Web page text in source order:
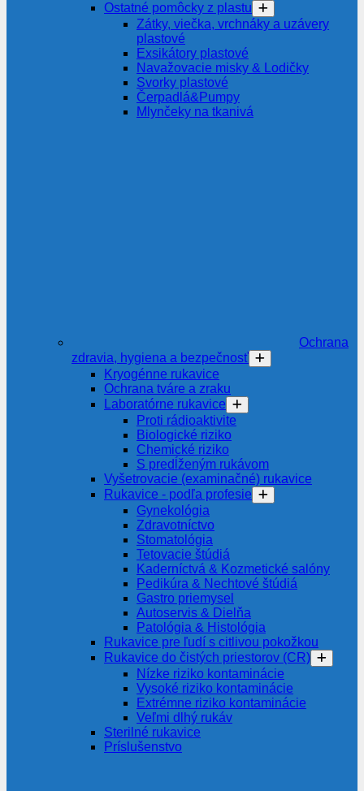
Ostatné pomôcky z plastu
Zátky, viečka, vrchnáky a uzávery
plastové
Exsikátory plastové
Navažovacie misky & Lodičky
Svorky plastové
Čerpadlá&Pumpy
Mlynčeky na tkanivá
Ochrana
zdravia, hygiena a bezpečnosť
Kryogénne rukavice
Ochrana tváre a zraku
Laboratórne rukavice
Proti rádioaktivite
Biologické riziko
Chemické riziko
S predĺženým rukávom
Vyšetrovacie (examinačné) rukavice
Rukavice - podľa profesie
Gynekológia
Zdravotníctvo
Stomatológia
Tetovacie štúdiá
Kaderníctvá & Kozmetické salóny
Pedikúra & Nechtové štúdiá
Gastro priemysel
Autoservis & Dielňa
Patológia & Histológia
Rukavice pre ľudí s citlivou pokožkou
Rukavice do čistých priestorov (CR)
Nízke riziko kontaminácie
Vysoké riziko kontaminácie
Extrémne riziko kontaminácie
Veľmi dlhý rukáv
Sterilné rukavice
Príslušenstvo